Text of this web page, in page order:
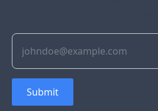
Submit